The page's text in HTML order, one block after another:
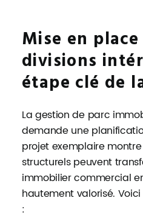
Mise en place
divisions
étape clé de
La gestion de parc
demande une
projet exemplaire
structurels peuvent
immobilier commercial
hautement valorisé.
: